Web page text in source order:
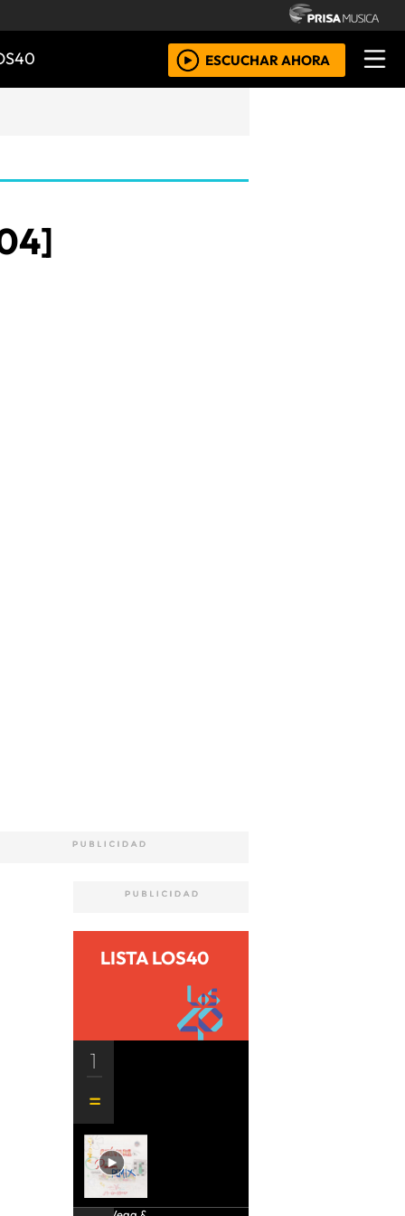
ESCUCHAR AHORA
LISTA LOS40
1